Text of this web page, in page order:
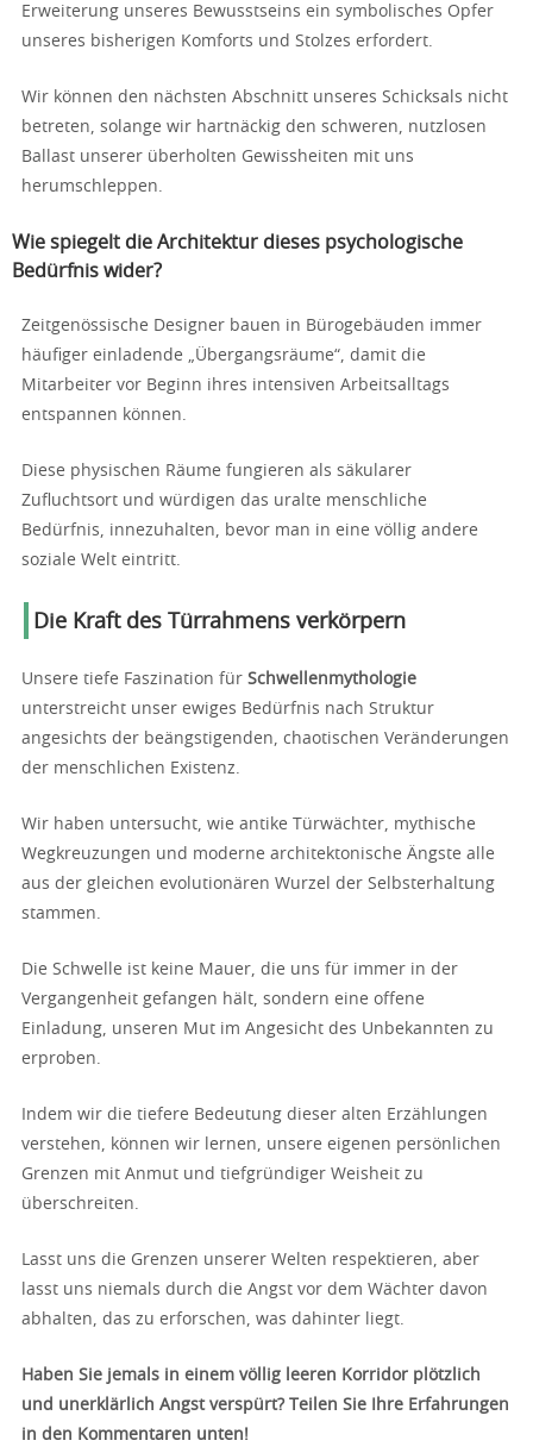
Erweiterung unseres Bewusstseins ein symbolisches Opfer
unseres bisherigen Komforts und Stolzes erfordert.
Wir können den nächsten Abschnitt unseres Schicksals nicht
betreten, solange wir hartnäckig den schweren, nutzlosen
Ballast unserer überholten Gewissheiten mit uns
herumschleppen.
Wie spiegelt die Architektur dieses psychologische
Bedürfnis wider?
Zeitgenössische Designer bauen in Bürogebäuden immer
häufiger einladende „Übergangsräume“, damit die
Mitarbeiter vor Beginn ihres intensiven Arbeitsalltags
entspannen können.
Diese physischen Räume fungieren als säkularer
Zufluchtsort und würdigen das uralte menschliche
Bedürfnis, innezuhalten, bevor man in eine völlig andere
soziale Welt eintritt.
Die Kraft des Türrahmens verkörpern
Unsere tiefe Faszination für Schwellenmythologie
unterstreicht unser ewiges Bedürfnis nach Struktur
angesichts der beängstigenden, chaotischen Veränderungen
der menschlichen Existenz.
Wir haben untersucht, wie antike Türwächter, mythische
Wegkreuzungen und moderne architektonische Ängste alle
aus der gleichen evolutionären Wurzel der Selbsterhaltung
stammen.
Die Schwelle ist keine Mauer, die uns für immer in der
Vergangenheit gefangen hält, sondern eine offene
Einladung, unseren Mut im Angesicht des Unbekannten zu
erproben.
Indem wir die tiefere Bedeutung dieser alten Erzählungen
verstehen, können wir lernen, unsere eigenen persönlichen
Grenzen mit Anmut und tiefgründiger Weisheit zu
überschreiten.
Lasst uns die Grenzen unserer Welten respektieren, aber
lasst uns niemals durch die Angst vor dem Wächter davon
abhalten, das zu erforschen, was dahinter liegt.
Haben Sie jemals in einem völlig leeren Korridor plötzlich
und unerklärlich Angst verspürt? Teilen Sie Ihre Erfahrungen
in den Kommentaren unten!